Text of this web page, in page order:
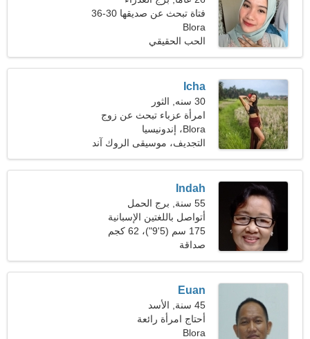
فتاة تبحث عن صديقها 30-36
Blora
الحب الحقيقي
Icha
30 سنه, الثور
امرأة عزباء تبحث عن زوج
Blora، إندونيسيا
التجديف، موسيقى الروك آند
رول
Indah
55 سنة, برج الحمل
أتواصل باللغتين الإسبانية
والإنجليزية
175 سم (5'9")، 62 كجم
(136 رطلا)
صداقة
Euan
45 سنة, الأسد
أحتاج امرأة رائعة
Blora